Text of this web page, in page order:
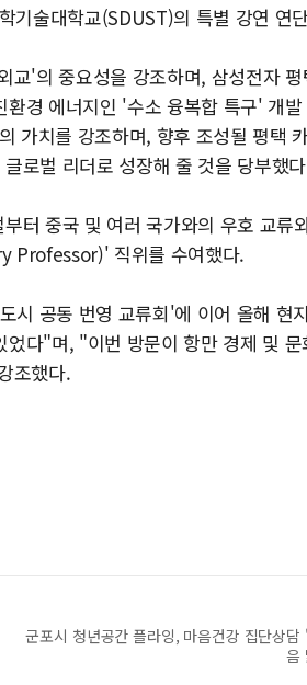
기술대학교(SDUST)의 특별 강연 연
'의 중요성을 강조하며, 삼성전자
경 에너지인 '수소 융복합 특구' 개
가치를 강조하며, 향후 조성될 평택
로벌 리더로 성장해 줄 것을 당부했
터 중국 및 여러 국가와의 우호 교류
Professor)' 직위를 수여했다.
시 공동 번영 교류회'에 이어 올해 현
다"며, "이번 방문이 항만 경제 및
조했다.
군포시 청년공간 플라잉, 마음건강 집단상담
음